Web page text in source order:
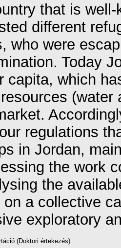
that is
different
who were
Today
capita, which
regulations
in Jordan,
the work
the
a collective
exploratory
(Doktori értekezés)